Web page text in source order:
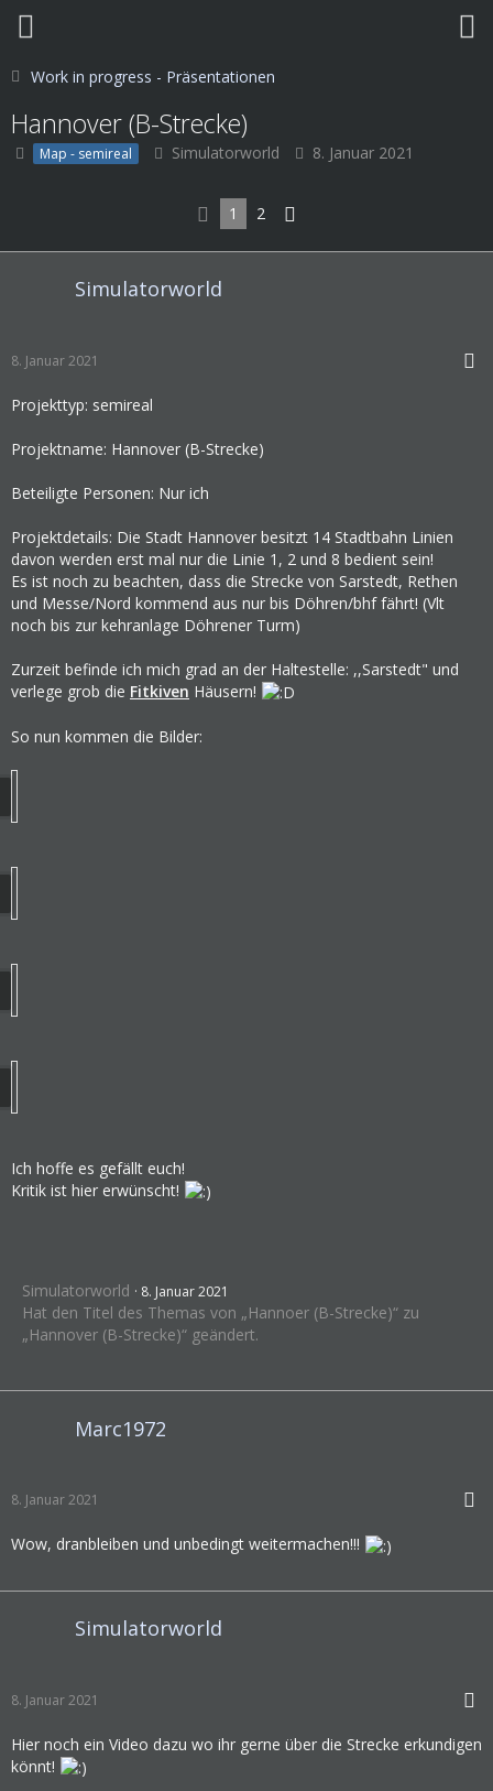
Work in progress - Präsentationen
Hannover (B-Strecke)
Map - semireal Simulatorworld 8. Januar 2021
1 2
Simulatorworld
8. Januar 2021
Projekttyp: semireal
Projektname: Hannover (B-Strecke)
Beteiligte Personen: Nur ich
Projektdetails: Die Stadt Hannover besitzt 14 Stadtbahn Linien
davon werden erst mal nur die Linie 1, 2 und 8 bedient sein!
Es ist noch zu beachten, dass die Strecke von Sarstedt, Rethen
und Messe/Nord kommend aus nur bis Döhren/bhf fährt! (Vlt
noch bis zur kehranlage Döhrener Turm)
Zurzeit befinde ich mich grad an der Haltestelle: ,,Sarstedt" und
verlege grob die Fitkiven Häusern!
So nun kommen die Bilder:
Ich hoffe es gefällt euch!
Kritik ist hier erwünscht!
Simulatorworld 8. Januar 2021
Hat den Titel des Themas von „Hannoer (B-Strecke)“ zu
„Hannover (B-Strecke)“ geändert.
Marc1972
8. Januar 2021
Wow, dranbleiben und unbedingt weitermachen!!!
Simulatorworld
8. Januar 2021
Hier noch ein Video dazu wo ihr gerne über die Strecke erkundigen
könnt!